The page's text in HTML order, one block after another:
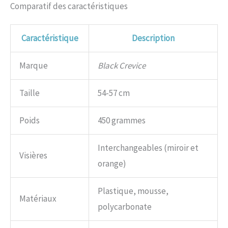
Comparatif des caractéristiques
Caractéristique Description
Marque Black Crevice
Taille 54-57 cm
Poids 450 grammes
Visières
Interchangeables (miroir et
orange)
Matériaux
Plastique, mousse,
polycarbonate